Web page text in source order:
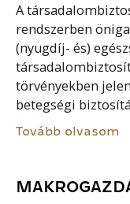
A
rendszerben
(nyugdíj- és)
törvényekben
betegségi
Tovább olvasom